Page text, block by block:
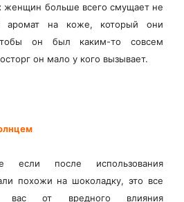
женщин больше всего смущает не
аромат на коже, который они
он был каким-то совсем
он мало у кого вызывает.
если после использования
похожи на шоколадку, это все
от вредного влияния